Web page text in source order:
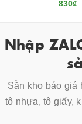
830₫
Nhập
Sẵn kho báo giá
tô nhựa, tô giấy,